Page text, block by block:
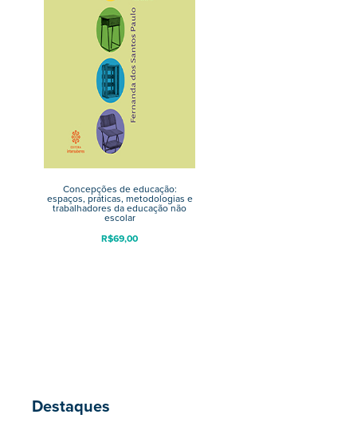
Destaques
Concepções de educação:
espaços, práticas, metodologias e
trabalhadores da educação não
escolar
R$69,00